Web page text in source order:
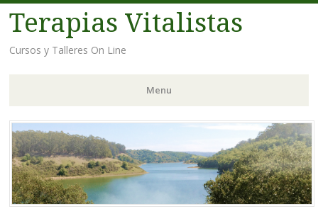
Terapias Vitalistas
Cursos y Talleres On Line
Menu
Skip
to
content